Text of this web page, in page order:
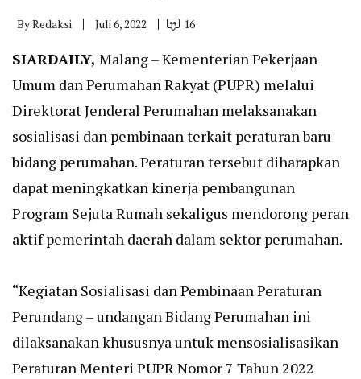
ByRedaksi Juli 6, 2022 16
SIARDAILY, Malang – Kementerian Pekerjaan
Umum dan Perumahan Rakyat (PUPR) melalui
Direktorat Jenderal Perumahan melaksanakan
sosialisasi dan pembinaan terkait peraturan baru
bidang perumahan. Peraturan tersebut diharapkan
dapat meningkatkan kinerja pembangunan
Program Sejuta Rumah sekaligus mendorong peran
aktif pemerintah daerah dalam sektor perumahan.
“Kegiatan Sosialisasi dan Pembinaan Peraturan
Perundang – undangan Bidang Perumahan ini
dilaksanakan khususnya untuk mensosialisasikan
Peraturan Menteri PUPR Nomor 7 Tahun 2022